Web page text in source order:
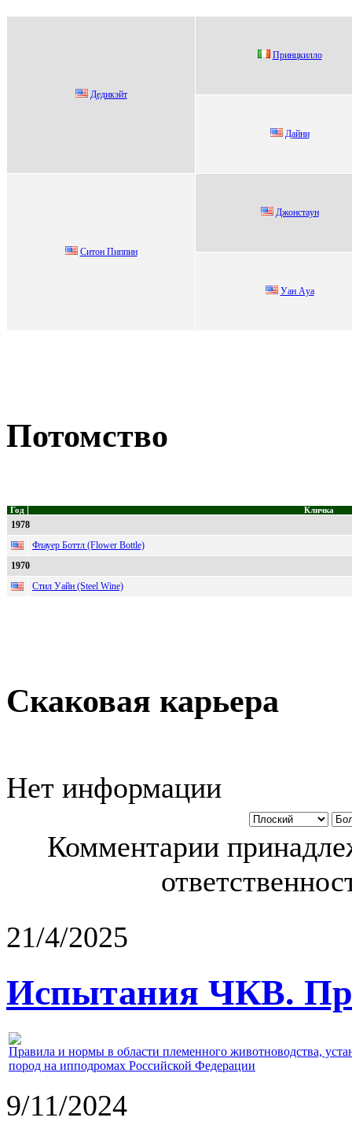
Дедикэйт
Пpинцкилло
Дaйни
Cитон Пиппин
Джонстaун
Уaн Aуa
Потомство
Год Кличка
1978
Флауер Боттл (Flower Bottle)
1970
Стил Уайн (Steel Wine)
Скаковая карьера
Нет информации
Комментарии
21/4/2025
Испытания ЧКВ.
Правила и нормы в области племенного животноводства,
пород на ипподромах Российской Федерации
9/11/2024